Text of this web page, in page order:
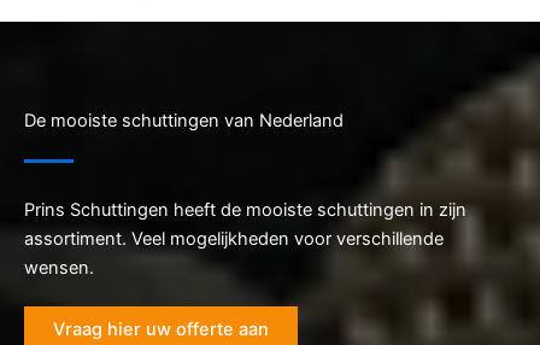
De mooiste schuttingen van Nederland
Prins Schuttingen heeft de mooiste schuttingen in zijn
assortiment. Veel mogelijkheden voor verschillende
wensen.
Vraag hier uw offerte aan